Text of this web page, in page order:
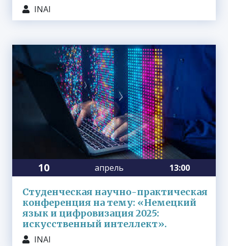
INAI
10 апрель 13:00
Студенческая научно-практическая
конференция на тему: «Немецкий
язык и цифровизация 2025:
искусственный интеллект».
INAI